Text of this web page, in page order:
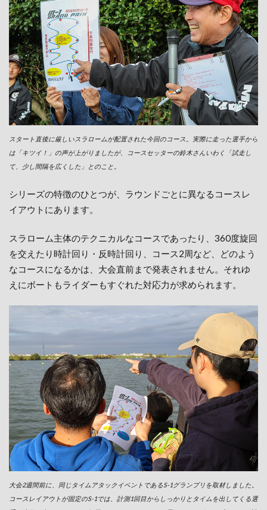
スタート直後に厳しいスラロームが配置された今回のコース。実際に走った選手から
は「キツイ！」の声が上がりましたが、コースセッターの鈴木さんいわく「試走し
て、少し間隔を広くした」とのこと。
シリーズの特徴のひとつが、ラウンドごとに異なるコースレ
イアウトにあります。
スラローム主体のテクニカルなコースであったり、360度旋回
を交えたり時計回り・反時計回り、コース2周など、どのよう
なコースになるかは、大会直前まで発表されません。それゆ
えにボートもライダーもすぐれた対応力が求められます。
大会2週間前に、同じタイムアタックイベントであるS-1グランプリを取材しました。
コースレイアウトが固定のS-1では、計測1回目からしっかりとタイムを出してくる選